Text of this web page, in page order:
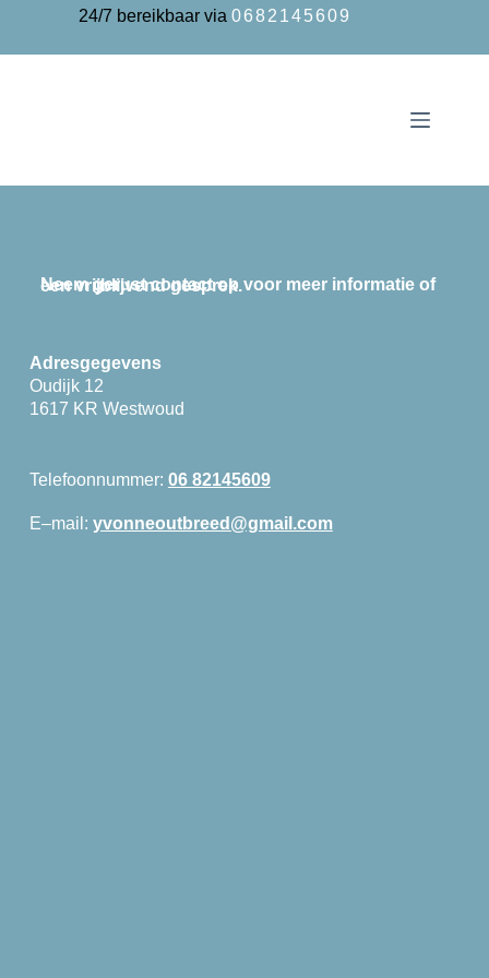
24/7 bereikbaar via0682145609
Neem gerust contact op voor meer informatie of een vrijblijvend gesprek.
Adresgegevens
Oudijk 12
1617 KR Westwoud
Telefoonnummer: 06 82145609
E–mail: yvonneoutbreed@gmail.com